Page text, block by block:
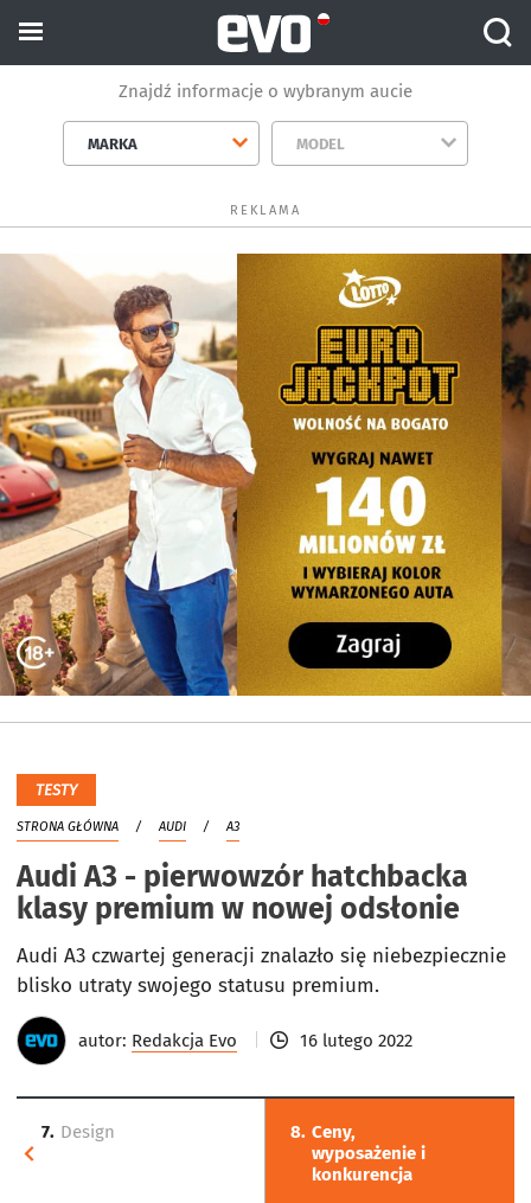
Znajdź informacje o wybranym aucie
MARKA MODEL
REKLAMA
TESTY
STRONA GŁÓWNA AUDI A3
Audi A3 - pierwowzór hatchbacka
klasy premium w nowej odsłonie
Audi A3 czwartej generacji znalazło się niebezpiecznie
blisko utraty swojego statusu premium.
autor: Redakcja Evo 16 lutego 2022
7. Design 8. Ceny,
wyposażenie i
konkurencja